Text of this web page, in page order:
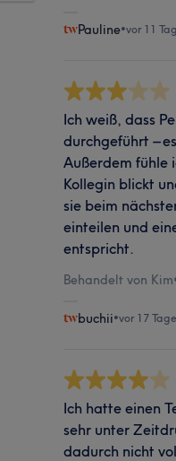
Pauline•vor 11
Ich weiß, dass
durchgeführt –
Außerdem fühle
Kollegin blickt
sie beim
einteilen und
entspricht.
Behandelt von Kim•
buchii•vor 17
Ich hatte einen
sehr unter
dadurch nicht